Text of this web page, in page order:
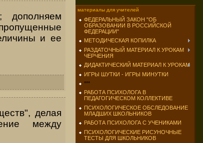
дополняем
и ее
делая
между
материалы для учителей
ФЕДЕРАЛЬНЫЙ ЗАКОН "ОБ
ОБРАЗОВАНИИ В РОССИЙСКОЙ
ФЕДЕРАЦИИ"
МЕТОДИЧЕСКАЯ КОПИЛКА
РАЗДАТОЧНЫЙ МАТЕРИАЛ К УРОКАМ
ЧЕРЧЕНИЯ
ДИДАКТИЧЕСКИЙ МАТЕРИАЛ К УРОКАМ
ИГРЫ ШУТКИ - ИГРЫ МИНУТКИ
***
РАБОТА ПСИХОЛОГА В
ПЕДАГОГИЧЕСКОМ КОЛЛЕКТИВЕ
ПСИХОЛОГИЧЕСКОЕ ОБСЛЕДОВАНИЕ
МЛАДШИХ ШКОЛЬНИКОВ
РАБОТА ПСИХОЛОГА С УЧЕНИКАМИ
ПСИХОЛОГИЧЕСКИЕ РИСУНОЧНЫЕ
ТЕСТЫ ДЛЯ ШКОЛЬНИКОВ